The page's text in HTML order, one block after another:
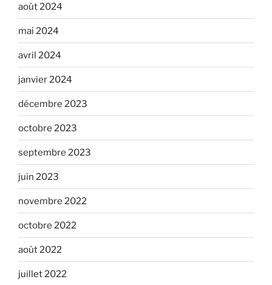
août 2024
mai 2024
avril 2024
janvier 2024
décembre 2023
octobre 2023
septembre 2023
juin 2023
novembre 2022
octobre 2022
août 2022
juillet 2022